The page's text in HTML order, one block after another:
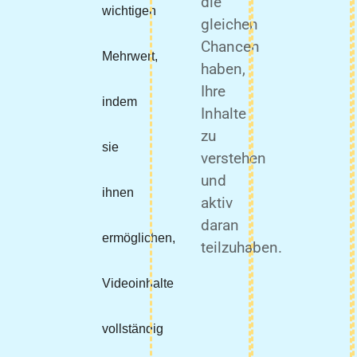
wichtigen
Mehrwert,
indem
sie
ihnen
ermöglichen,
Videoinhalte
vollständig
gleichen
Chancen
haben,
Ihre
Inhalte
zu
verstehen
und
aktiv
daran
teilzuhaben.